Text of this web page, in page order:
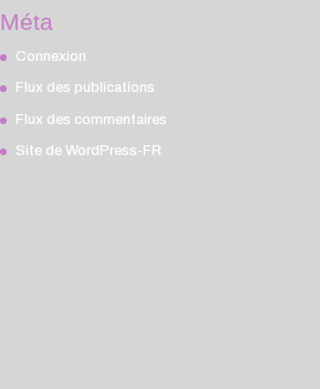
Méta
Connexion
Flux des publications
Flux des commentaires
Site de WordPress-FR